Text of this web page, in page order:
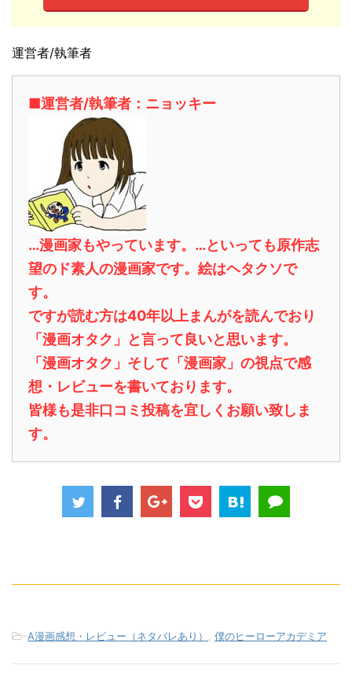
運営者/執筆者
■運営者/執筆者：ニョッキー
…漫画家もやっています。…といっても原作志
望のド素人の漫画家です。絵はヘタクソで
す。
ですが読む方は40年以上まんがを読んでおり
「漫画オタク」と言って良いと思います。
「漫画オタク」そして「漫画家」の視点で感
想・レビューを書いております。
皆様も是非口コミ投稿を宜しくお願い致しま
す。
-A漫画感想・レビュー（ネタバレあり） 僕のヒーローアカデミア